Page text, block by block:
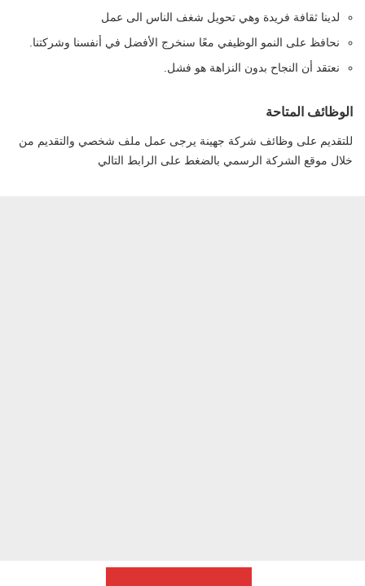
لدينا ثقافة فريدة وهي تحويل شغف الناس الى عمل
نحافظ على النمو الوظيفي معًا سنخرج الأفضل في أنفسنا وشركتنا.
نعتقد أن النجاح بدون النزاهة هو فشل.
الوظائف المتاحة
للتقديم على وظائف شركة جهينة يرجى عمل ملف شخصي والتقديم من
خلال موقع الشركة الرسمي بالضغط على الرابط التالي